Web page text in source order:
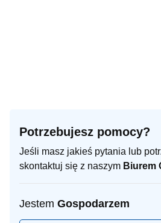
Potrzebujesz pomocy?
Jeśli masz jakieś pytania lub
skontaktuj się z naszym Biurem
Jestem Gospodarzem